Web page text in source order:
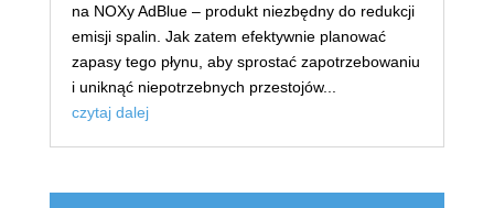
na NOXy AdBlue – produkt niezbędny do redukcji
emisji spalin. Jak zatem efektywnie planować
zapasy tego płynu, aby sprostać zapotrzebowaniu
i uniknąć niepotrzebnych przestojów...
czytaj dalej